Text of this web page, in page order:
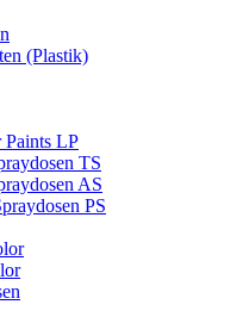
(Plastik)
Paints LP
TS
AS
PS